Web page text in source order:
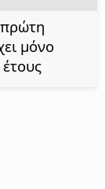
μόνο